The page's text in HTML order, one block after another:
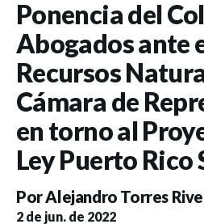
Ponencia del
Abogados ante
Recursos
Cámara de
en torno al
Ley Puerto Rico
PorAlejandro Torres
2 de jun. de 2022